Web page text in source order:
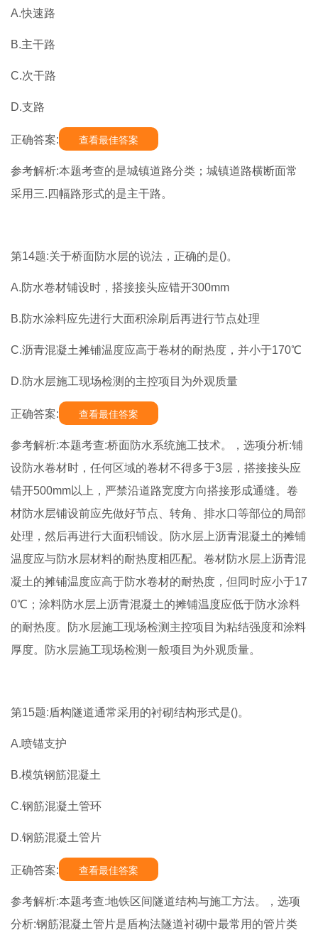
A.快速路
B.主干路
C.次干路
D.支路
正确答案: 查看最佳答案
参考解析:本题考查的是城镇道路分类；城镇道路横断面常
采用三.四幅路形式的是主干路。
第14题:关于桥面防水层的说法，正确的是()。
A.防水卷材铺设时，搭接接头应错开300mm
B.防水涂料应先进行大面积涂刷后再进行节点处理
C.沥青混凝土摊铺温度应高于卷材的耐热度，并小于170℃
D.防水层施工现场检测的主控项目为外观质量
正确答案: 查看最佳答案
参考解析:本题考查:桥面防水系统施工技术。，选项分析:铺
设防水卷材时，任何区域的卷材不得多于3层，搭接接头应
错开500mm以上，严禁沿道路宽度方向搭接形成通缝。卷
材防水层铺设前应先做好节点、转角、排水口等部位的局部
处理，然后再进行大面积铺设。防水层上沥青混凝土的摊铺
温度应与防水层材料的耐热度相匹配。卷材防水层上沥青混
凝土的摊铺温度应高于防水卷材的耐热度，但同时应小于17
0℃；涂料防水层上沥青混凝土的摊铺温度应低于防水涂料
的耐热度。防水层施工现场检测主控项目为粘结强度和涂料
厚度。防水层施工现场检测一般项目为外观质量。
第15题:盾构隧道通常采用的衬砌结构形式是()。
A.喷锚支护
B.模筑钢筋混凝土
C.钢筋混凝土管环
D.钢筋混凝土管片
正确答案: 查看最佳答案
参考解析:本题考查:地铁区间隧道结构与施工方法。，选项
分析:钢筋混凝土管片是盾构法隧道衬砌中最常用的管片类